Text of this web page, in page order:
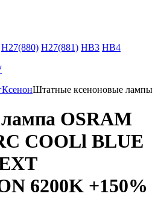
H27(880) H27(881) HB3 HB4
КсенонШтатные ксеноновые лампы
OSRAM
COOLl BLUE
6200K +150%